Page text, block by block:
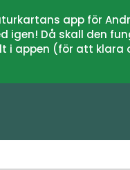
app för
Då skall den
i appen (för att